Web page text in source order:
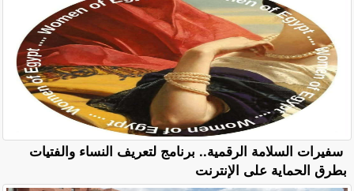
سفيرات السلامة الرقمية.. برنامج لتعريف النساء والفتيات
بطرق الحماية على الإنترنت